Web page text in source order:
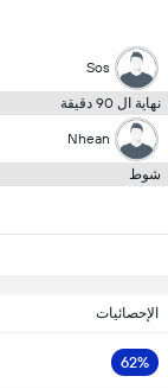
Sos
نهاية ال 90 دقيقة
Nhean
شوط
الإحصائيات
62%